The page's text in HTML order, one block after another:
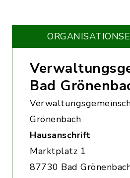
Bad
Grönenbach
Hausanschrift
Marktplatz 1
87730 Bad